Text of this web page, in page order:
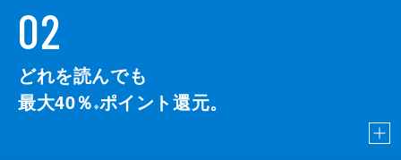
02
どれを読んでも
最大40％ ※ポイント還元。